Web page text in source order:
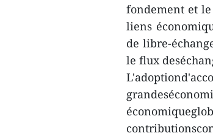
fondement et
liens
de libre-
le flux